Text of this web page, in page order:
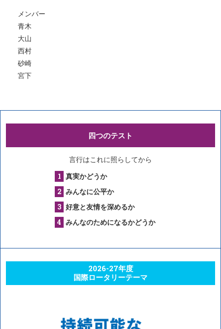
メンバー
青木
大山
西村
砂崎
宮下
四つのテスト
言行はこれに照らしてから
真実かどうか
みんなに公平か
好意と友情を深めるか
みんなのためになるかどうか
2026-27年度
国際ロータリーテーマ